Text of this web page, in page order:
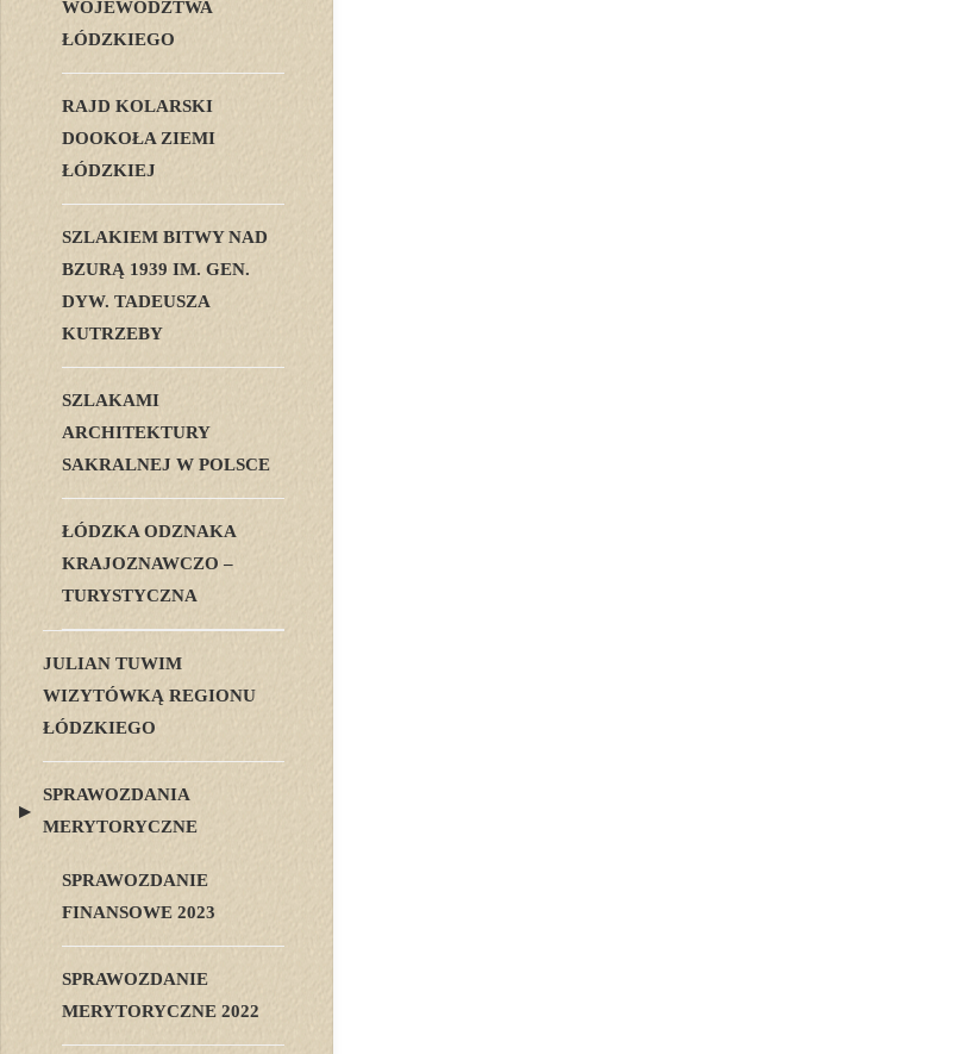
WOJEWÓDZTWA
ŁÓDZKIEGO
RAJD KOLARSKI
DOOKOŁA ZIEMI
ŁÓDZKIEJ
SZLAKIEM BITWY NAD
BZURĄ 1939 IM. GEN.
DYW. TADEUSZA
KUTRZEBY
SZLAKAMI
ARCHITEKTURY
SAKRALNEJ W POLSCE
ŁÓDZKA ODZNAKA
KRAJOZNAWCZO –
TURYSTYCZNA
JULIAN TUWIM
WIZYTÓWKĄ REGIONU
ŁÓDZKIEGO
SPRAWOZDANIA
MERYTORYCZNE
SPRAWOZDANIE
FINANSOWE 2023
SPRAWOZDANIE
MERYTORYCZNE 2022